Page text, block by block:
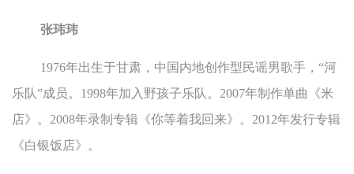
张玮玮
1976年出生于甘肃，中国内地创作型民谣男歌手，“河
乐队”成员。1998年加入野孩子乐队。2007年制作单曲《米
店》。2008年录制专辑《你等着我回来》。2012年发行专辑
《白银饭店》。